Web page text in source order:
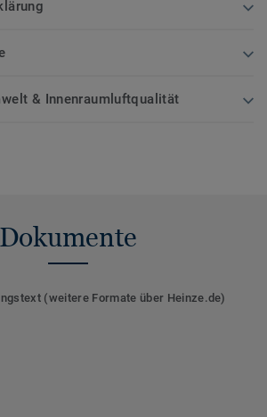
& Innenraumluftqualität
Dokumente
(weitere Formate über Heinze.de)